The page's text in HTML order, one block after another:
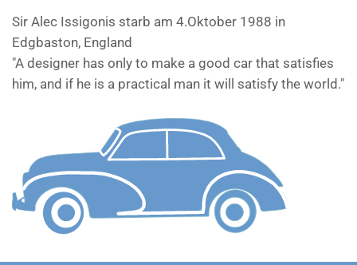
Sir Alec Issigonis starb am 4.Oktober 1988 in
Edgbaston, England
"A designer has only to make a good car that satisfies
him, and if he is a practical man it will satisfy the world."